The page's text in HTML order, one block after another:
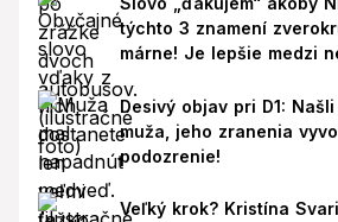
týchto 3 znamení
márne! Je lepšie medzi
Desivý objav pri D1:
muža, jeho zranenia
podozrenie!
Veľký krok? Kristína